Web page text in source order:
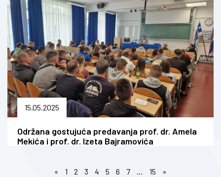
15.05.2025
Održana gostujuća predavanja prof. dr. Amela
Mekića i prof. dr. Izeta Bajramovića
« 1 2 3 4 5 6 7 … 15 »